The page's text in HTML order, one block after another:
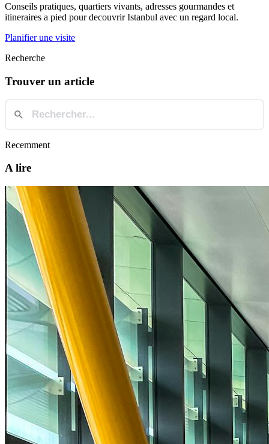
Conseils pratiques, quartiers vivants, adresses gourmandes et
itineraires a pied pour decouvrir Istanbul avec un regard local.
Planifier une visite
Recherche
Trouver un article
Recemment
A lire